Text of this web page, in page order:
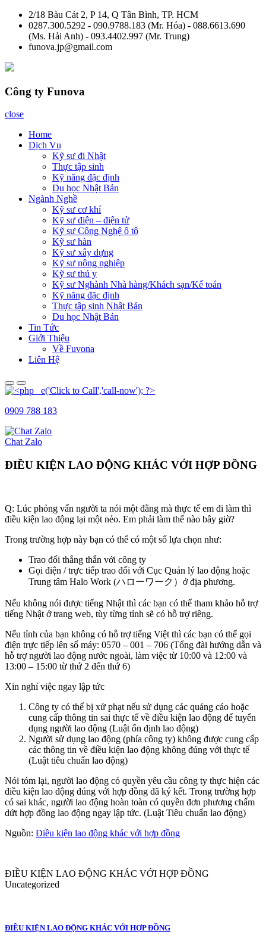
Skip
content
2/18 Bàu Cát 2, P 14, Q Tân Bình, TP. HCM
0287.300.5292 - 090.9788.183 (Mr. Hóa) - 088.6613.690
(Ms. Hải Anh) - 093.4402.997 (Mr. Trung)
funova.jp@gmail.com
Công ty Funova
close
Home
Dịch Vụ
Kỹ sư đi Nhật
Thực tập sinh
Kỹ năng đặc định
Du học Nhật Bản
Ngành Nghề
Kỹ sư cơ khí
Kỹ sư điện – điện tử
Kỹ sư Công Nghệ ô tô
Kỹ sư hàn
Kỹ sư xây dựng
Kỹ sư nông nghiệp
Kỹ sư thú y
Kỹ sư Nghành Nhà hàng/Khách sạn/Kế toán
Kỹ năng đặc định
Thực tập sinh Nhật Bản
Du học Nhật Bản
Tin Tức
Giới Thiệu
Về Fuvona
Liên Hệ
Primary
Menu
Mobile
Primary
Menu
Desktop
0909 788 183
Chat Zalo
ĐIỀU KIỆN LAO ĐỘNG KHÁC VỚI HỢP ĐỒNG
Q: Lúc phỏng vấn người ta nói một đằng mà thực tế em đi làm thì
điều kiện lao động lại một nẻo. Em phải làm thế nào bây giờ?
Trong trường hợp này bạn có thể có một số lựa chọn như:
Trao đổi thẳng thắn với công ty
Gọi điện / trực tiếp trao đổi với Cục Quản lý lao động hoặc
Trung tâm Halo Work (ハローワーク）ở địa phương.
Nếu không nói được tiếng Nhật thì các bạn có thể tham khảo hỗ trợ
tiếng Nhật ở trang web, tùy từng tỉnh sẽ có hỗ trợ riêng.
Nếu tỉnh của bạn không có hỗ trợ tiếng Việt thì các bạn có thể gọi
điện trực tiếp lên số máy: 0570 – 001 – 706 (Tổng đài hướng dẫn và
hỗ trợ người lao động nước ngoài, làm việc từ 10:00 và 12:00 và
13:00 – 15:00 từ thứ 2 đến thứ 6)
Xin nghỉ việc ngay lập tức
Công ty có thể bị xử phạt nếu sử dụng các quảng cáo hoặc
cung cấp thông tin sai thực tế về điều kiện lao động để tuyển
dụng người lao động (Luật ổn định lao động)
Người sử dụng lao động (phía công ty) không được cung cấp
các thông tin về điều kiện lao động không đúng với thực tế
(Luật tiêu chuẩn lao động)
Nói tóm lại, người lao động có quyền yêu cầu công ty thực hiện các
điều kiện lao động đúng với hợp đồng đã ký kết. Trong trường hợp
có sai khác, người lao động hoàn toàn có quyền đơn phương chấm
dứt hợp đồng lao động ngay lập tức. (Luật Tiêu chuẩn lao động)
Nguồn: Điều kiện lao động khác với hợp đồng
ĐIỀU KIỆN LAO ĐỘNG KHÁC VỚI HỢP ĐỒNG
Uncategorized
ĐIỀU KIỆN LAO ĐỘNG KHÁC VỚI HỢP ĐỒNG